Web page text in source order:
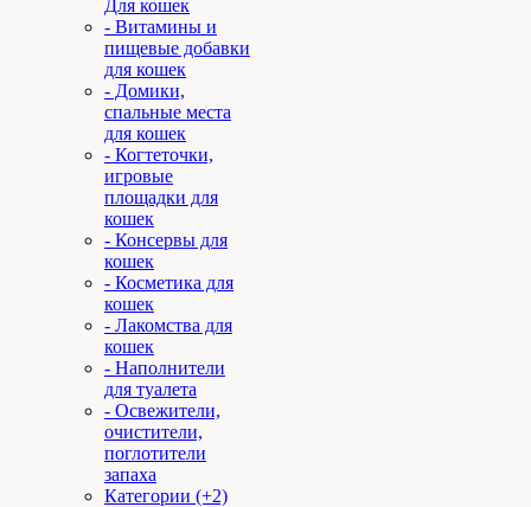
Для кошек
- Витамины и
пищевые добавки
для кошек
- Домики,
спальные места
для кошек
- Когтеточки,
игровые
площадки для
кошек
- Консервы для
кошек
- Косметика для
кошек
- Лакомства для
кошек
- Наполнители
для туалета
- Освежители,
очистители,
поглотители
запаха
Категории (+2)